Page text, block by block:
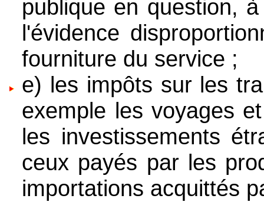
publique en question,
l'évidence
fourniture du service ;
e) les impôts sur les
exemple les voyages
les investissements
ceux payés par les
importations acquittés